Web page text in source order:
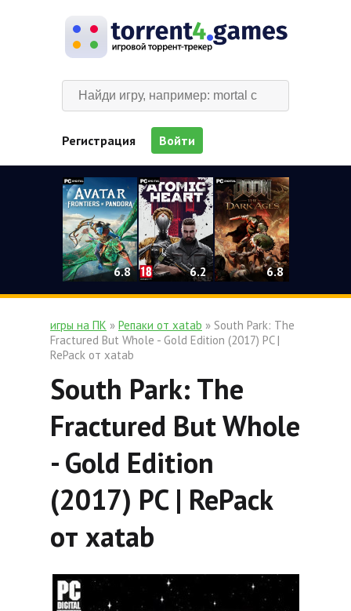
Регистрация Войти
6.8 6.2 6.8
игры на ПК » Репаки от xatab » South Park: The
Fractured But Whole - Gold Edition (2017) PC |
RePack от xatab
South Park: The
Fractured But Whole
- Gold Edition
(2017) PC | RePack
от xatab